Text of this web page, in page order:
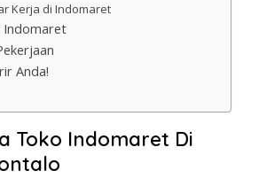
Kerja di Indomaret
Indomaret
Anda!
Toko Indomaret Di